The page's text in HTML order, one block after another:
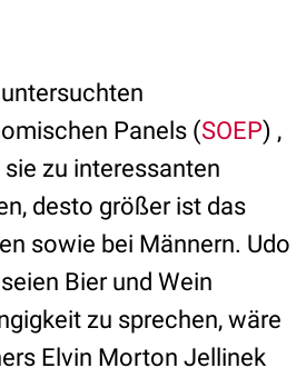
Panels (SOEP) ,
zu interessanten
desto größer ist das
sowie bei Männern. Udo
Bier und Wein
zu sprechen, wäre
Elvin Morton Jellinek